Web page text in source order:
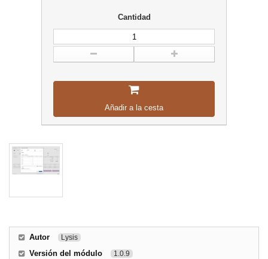
Cantidad
Añadir a la cesta
Autor Lysis
Versión del módulo 1.0.9